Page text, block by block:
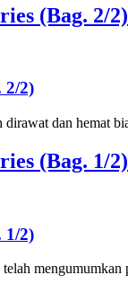
(Bag. 2/2)
2/2)
dan hemat
(Bag. 1/2)
1/2)